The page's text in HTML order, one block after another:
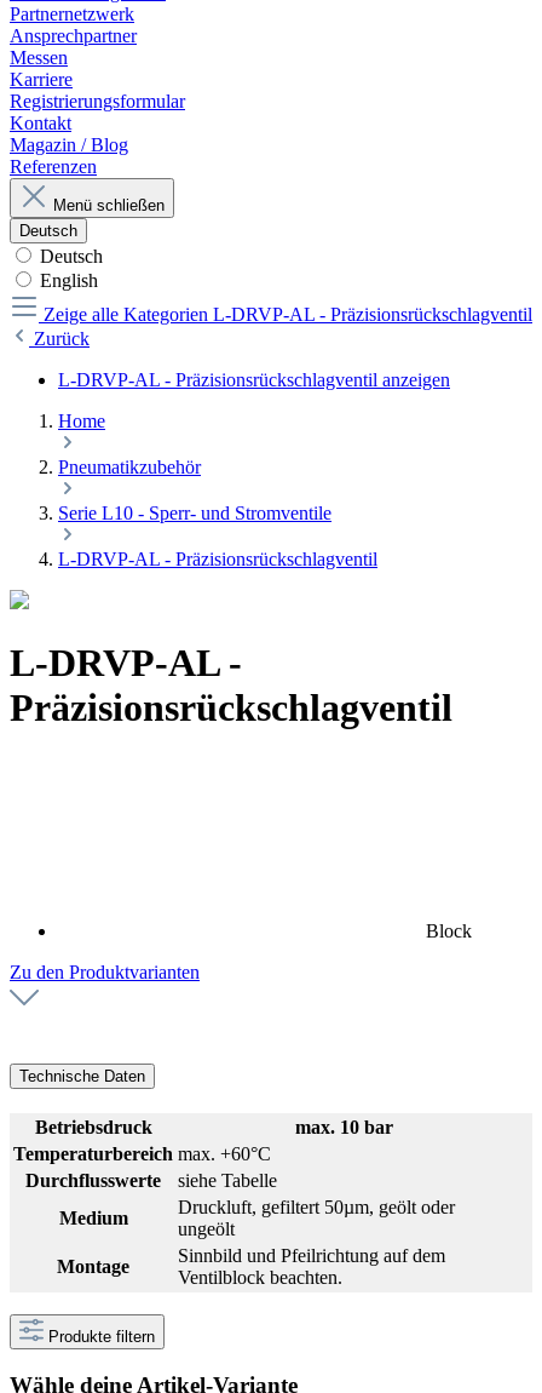
Partnernetzwerk
Ansprechpartner
Messen
Karriere
Registrierungsformular
Kontakt
Magazin / Blog
Referenzen
Menü schließen
Deutsch
Deutsch
English
Zeige alle Kategorien L-DRVP-AL - Präzisionsrückschlagventil
Zurück
L-DRVP-AL - Präzisionsrückschlagventil anzeigen
Home
Pneumatikzubehör
Serie L10 - Sperr- und Stromventile
L-DRVP-AL - Präzisionsrückschlagventil
L-DRVP-AL -
Präzisionsrückschlagventil
Block
Zu den Produktvarianten
Technische Daten
Betriebsdruck
max. 10 bar
Temperaturbereich max. +60°C
Durchflusswerte
siehe Tabelle
Medium
Druckluft, gefiltert 50µm, geölt oder
ungeölt
Montage
Sinnbild und Pfeilrichtung auf dem
Ventilblock beachten.
Produkte filtern
Wähle deine Artikel-Variante